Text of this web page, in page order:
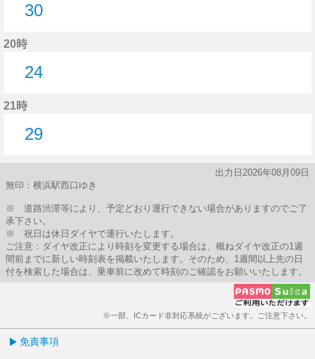
30
20時
24
21時
29
出力日2026年08月09日
無印：横浜駅西口ゆき
※ 道路渋滞等により、予定どおり運行できない場合がありますのでご了
承下さい。
※ 祝日は休日ダイヤで運行いたします。
ご注意：ダイヤ改正により時刻を変更する場合は、概ねダイヤ改正の1週
間前までに新しい時刻表を掲載いたします。そのため、1週間以上先の日
付を検索した場合は、乗車前に改めて時刻のご確認をお願いいたします。
※一部、ICカード非対応系統がございます。ご注意下さい。
免責事項